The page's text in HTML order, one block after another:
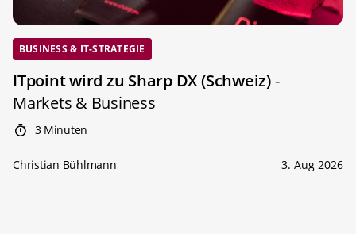
BUSINESS & IT-STRATEGIE
ITpoint wird zu Sharp DX (Schweiz)-
Markets & Business
3 Minuten
Christian Bühlmann 3. Aug 2026